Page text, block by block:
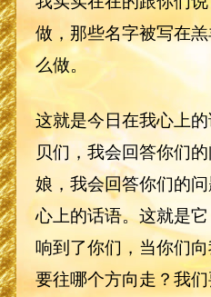
做，那些名字被写在
么做。
这就是今日在我心上
贝们，我会回答你们
娘，我会回答你们的
心上的话语。这就是
响到了你们，当你们
要往哪个方向走？我